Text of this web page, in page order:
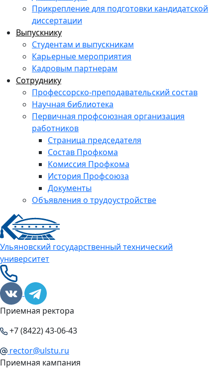
Прикрепление для подготовки кандидатской
диссертации
Выпускнику
Студентам и выпускникам
Карьерные мероприятия
Кадровым партнерам
Сотруднику
Профессорско-преподавательский состав
Научная библиотека
Первичная профсоюзная организация
работников
Страница председателя
Состав Профкома
Комиссия Профкома
История Профсоюза
Документы
Объявления о трудоустройстве
Ульяновский государственный технический
университет
Приемная ректора
+7 (8422) 43-06-43
rector@ulstu.ru
Приемная кампания